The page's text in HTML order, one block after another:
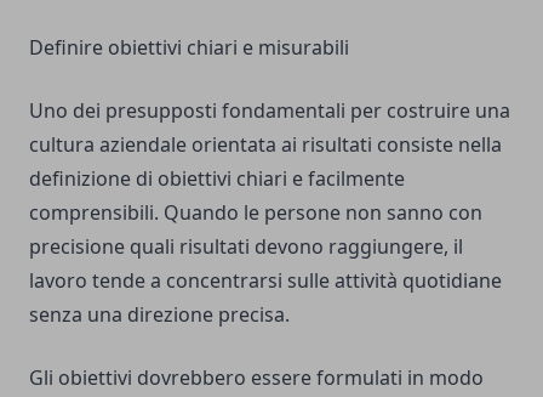
Definire obiettivi chiari e misurabili
Uno dei presupposti fondamentali per costruire una
cultura aziendale orientata ai risultati consiste nella
definizione di obiettivi chiari e facilmente
comprensibili. Quando le persone non sanno con
precisione quali risultati devono raggiungere, il
lavoro tende a concentrarsi sulle attività quotidiane
senza una direzione precisa.
Gli obiettivi dovrebbero essere formulati in modo